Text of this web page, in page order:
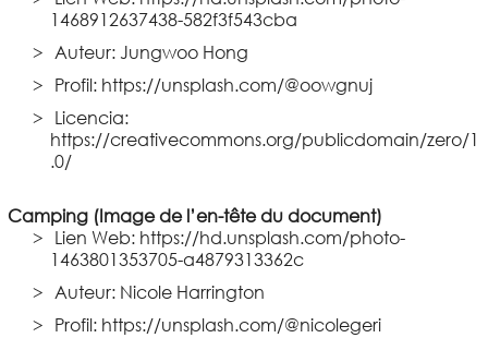
1468912637438-582f3f543cba
Auteur: Jungwoo Hong
Profil: https://unsplash.com/@oowgnuj
Licencia:
https://creativecommons.org/publicdomain/zero/1
.0/
Camping (Image de l’en-tête du document)
Lien Web: https://hd.unsplash.com/photo-
1463801353705-a4879313362c
Auteur: Nicole Harrington
Profil: https://unsplash.com/@nicolegeri